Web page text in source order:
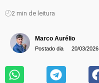
2 min de leitura
Marco Aurélio
Postado dia 20/03/2026